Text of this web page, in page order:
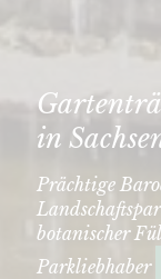
in
Prächtige
botanischer
Parkliebhaber